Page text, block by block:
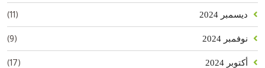
ديسمبر 2024 (11)
نوفمبر 2024 (9)
أكتوبر 2024 (17)